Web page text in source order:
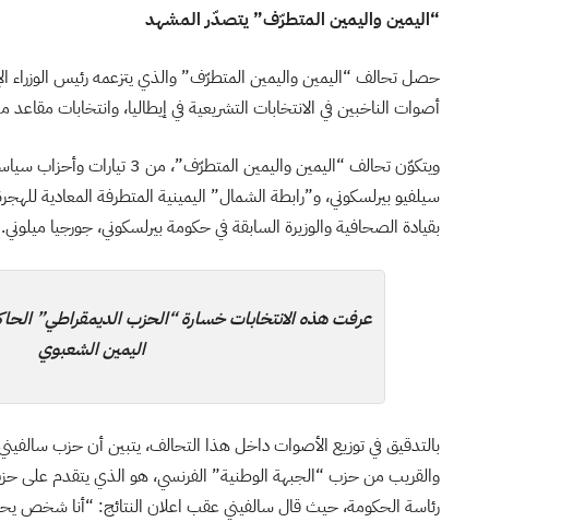
“اليمين واليمين المتطرّف” يتصدّر المشهد
أصوات الناخبين في الانتخابات التشريعية في إيطاليا، وانتخابات
ويتكوّن تحالف “اليمين واليمين
سيلفيو بيرلسكوني، و”رابطة الشمال” اليمينية المتطرفة المعادية
بقيادة الصحافية والوزيرة السابقة في حكومة بيرلسكوني، جورجيا ميلوني.
عرفت هذه الانتخابات خسارة “الحزب الديمقراطي”
اليمين الشعبوي
بالتدقيق في توزيع الأصوات داخل هذا التحالف، يتبين أن حزب
والقريب من حزب “الجبهة الوطنية” الفرنسي، هو الذي يتقدم على
رئاسة الحكومة، حيث قال سالفيني عقب اعلان النتائج: “أنا شخص